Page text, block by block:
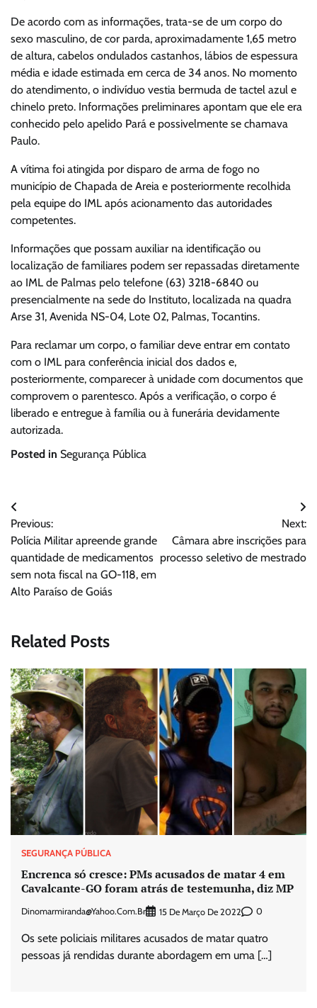
De acordo com as informações, trata-se de um corpo do
sexo masculino, de cor parda, aproximadamente 1,65 metro
de altura, cabelos ondulados castanhos, lábios de espessura
média e idade estimada em cerca de 34 anos. No momento
do atendimento, o indivíduo vestia bermuda de tactel azul e
chinelo preto. Informações preliminares apontam que ele era
conhecido pelo apelido Pará e possivelmente se chamava
Paulo.
A vítima foi atingida por disparo de arma de fogo no
município de Chapada de Areia e posteriormente recolhida
pela equipe do IML após acionamento das autoridades
competentes.
Informações que possam auxiliar na identificação ou
localização de familiares podem ser repassadas diretamente
ao IML de Palmas pelo telefone (63) 3218-6840 ou
presencialmente na sede do Instituto, localizada na quadra
Arse 31, Avenida NS-04, Lote 02, Palmas, Tocantins.
Para reclamar um corpo, o familiar deve entrar em contato
com o IML para conferência inicial dos dados e,
posteriormente, comparecer à unidade com documentos que
comprovem o parentesco. Após a verificação, o corpo é
liberado e entregue à família ou à funerária devidamente
autorizada.
Posted in Segurança Pública
Navegação
de
Post
Previous:
Polícia Militar apreende grande
quantidade de medicamentos
sem nota fiscal na GO-118, em
Alto Paraíso de Goiás
Next:
Câmara abre inscrições para
processo seletivo de mestrado
Related Posts
SEGURANÇA PÚBLICA
Encrenca só cresce: PMs acusados de matar 4 em
Cavalcante-GO foram atrás de testemunha, diz MP
Dinomarmiranda@yahoo.com.br 15 De Março De 2022 0
Os sete policiais militares acusados de matar quatro
pessoas já rendidas durante abordagem em uma […]